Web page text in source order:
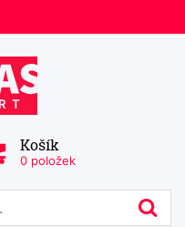
Košík
0 položek